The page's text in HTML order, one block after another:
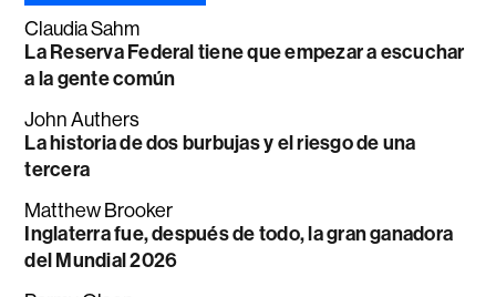
Claudia Sahm
La Reserva Federal tiene que empezar a escuchar
a la gente común
John Authers
La historia de dos burbujas y el riesgo de una
tercera
Matthew Brooker
Inglaterra fue, después de todo, la gran ganadora
del Mundial 2026